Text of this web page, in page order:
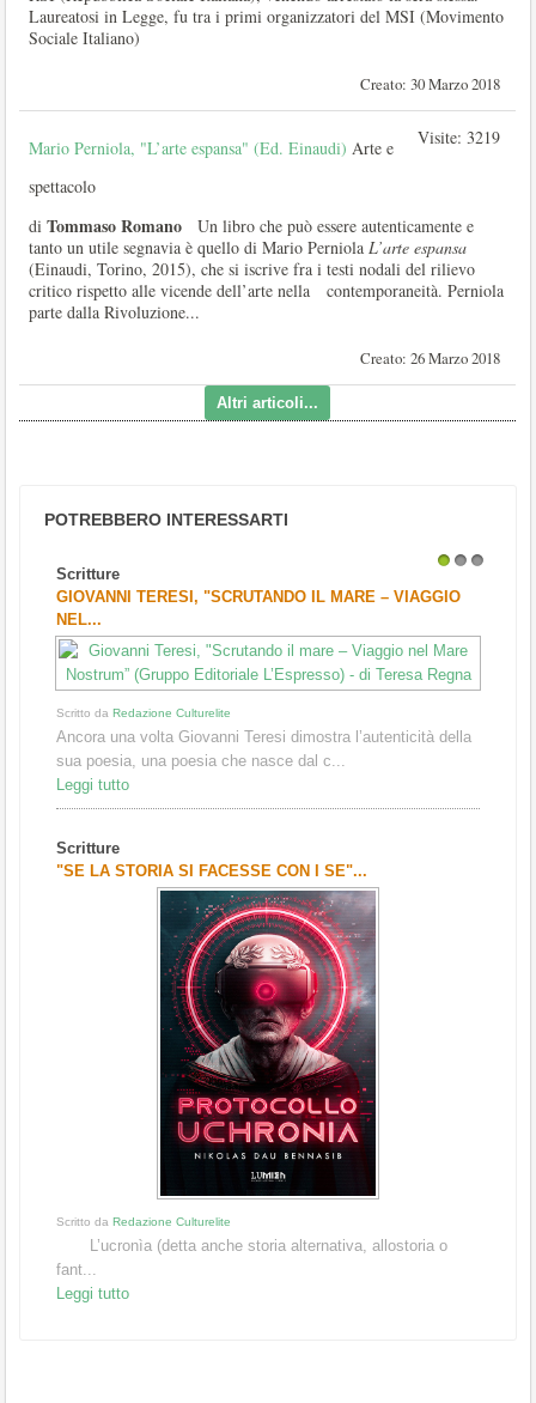
Laureatosi in Legge, fu tra i primi organizzatori del MSI (Movimento
Sociale Italiano)
Creato: 30 Marzo 2018
Visite: 3219
Mario Perniola, "L’arte espansa" (Ed. Einaudi) Arte e
spettacolo
di Tommaso Romano Un libro che può essere autenticamente e
tanto un utile segnavia è quello di Mario Perniola L’arte espansa
(Einaudi, Torino, 2015), che si iscrive fra i testi nodali del rilievo
critico rispetto alle vicende dell’arte nella contemporaneità. Perniola
parte dalla Rivoluzione...
Creato: 26 Marzo 2018
Altri articoli...
POTREBBERO INTERESSARTI
Scritture
GIOVANNI TERESI, "SCRUTANDO IL MARE – VIAGGIO
NEL...
Scritto da Redazione Culturelite
Ancora una volta Giovanni Teresi dimostra l’autenticità della
sua poesia, una poesia che nasce dal c...
Leggi tutto
Scritture
"SE LA STORIA SI FACESSE CON I SE"...
Scritto da Redazione Culturelite
L’ucronìa (detta anche storia alternativa, allostoria o
fant...
Leggi tutto